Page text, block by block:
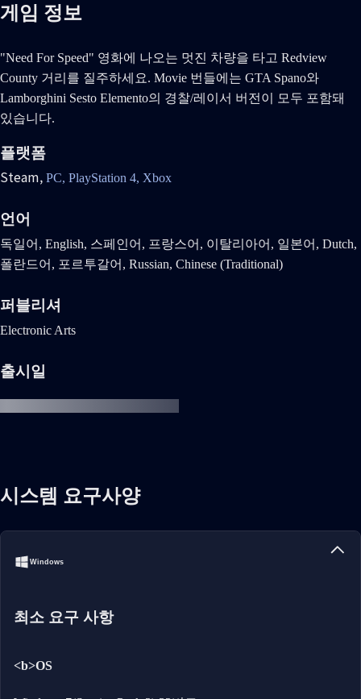
게임 정보
"Need For Speed" 영화에 나오는 멋진 차량을 타고 Redview
County 거리를 질주하세요. Movie 번들에는 GTA Spano와
Lamborghini Sesto Elemento의 경찰/레이서 버전이 모두 포함돼
있습니다.
플랫폼
Steam, PC, PlayStation 4, Xbox
언어
독일어, English, 스페인어, 프랑스어, 이탈리아어, 일본어, Dutch,
폴란드어, 포르투갈어, Russian, Chinese (Traditional)
퍼블리셔
Electronic Arts
출시일
시스템 요구사양
Windows
최소 요구 사항
<b>OS